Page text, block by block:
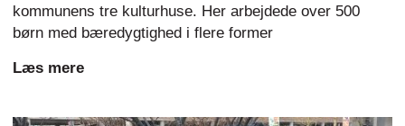
kommunens tre kulturhuse. Her arbejdede over 500
børn med bæredygtighed i flere former
Læs mere